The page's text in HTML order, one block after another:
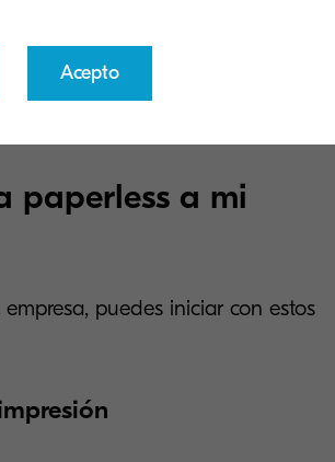
delimitarlo.
paperless a mi
puedes iniciar con estos
Acepto